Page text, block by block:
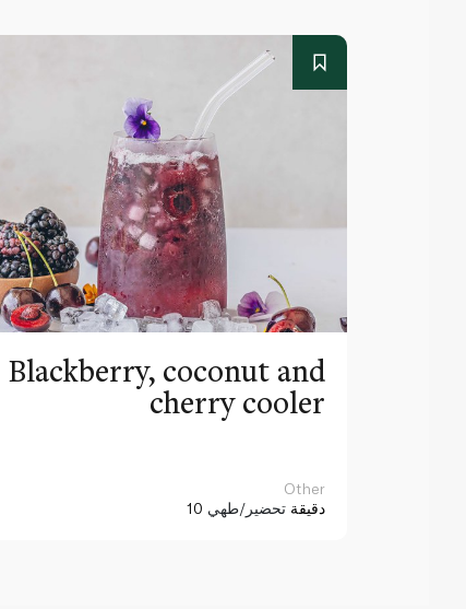
Blackberry, coconut and
cherry cooler
Other
10 دقيقة تحضير/طهي